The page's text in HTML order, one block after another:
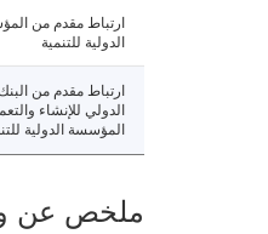
ارتباط مقدم من
الدولية للتنمية
ارتباط مقدم من
الدولي للإنشاء
المؤسسة الدولية
ملخص عن وضع